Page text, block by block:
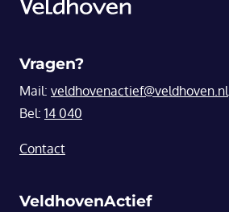
Vragen?
Mail: veldhovenactief@veldhoven.nl
Bel: 14 040
Contact
VeldhovenActief